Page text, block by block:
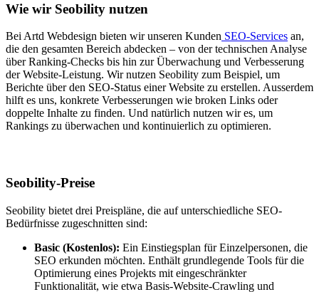
Wie wir Seobility nutzen
Bei Artd Webdesign bieten wir unseren Kunden SEO-Services an,
die den gesamten Bereich abdecken – von der technischen Analyse
über Ranking-Checks bis hin zur Überwachung und Verbesserung
der Website-Leistung. Wir nutzen Seobility zum Beispiel, um
Berichte über den SEO-Status einer Website zu erstellen. Ausserdem
hilft es uns, konkrete Verbesserungen wie broken Links oder
doppelte Inhalte zu finden. Und natürlich nutzen wir es, um
Rankings zu überwachen und kontinuierlich zu optimieren.
Seobility-Preise
Seobility bietet drei Preispläne, die auf unterschiedliche SEO-
Bedürfnisse zugeschnitten sind:
Basic (Kostenlos): Ein Einstiegsplan für Einzelpersonen, die
SEO erkunden möchten. Enthält grundlegende Tools für die
Optimierung eines Projekts mit eingeschränkter
Funktionalität, wie etwa Basis-Website-Crawling und